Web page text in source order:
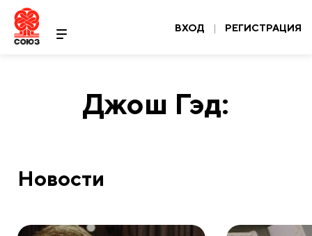
ВХОД | РЕГИСТРАЦИЯ
Джош Гэд:
Новости